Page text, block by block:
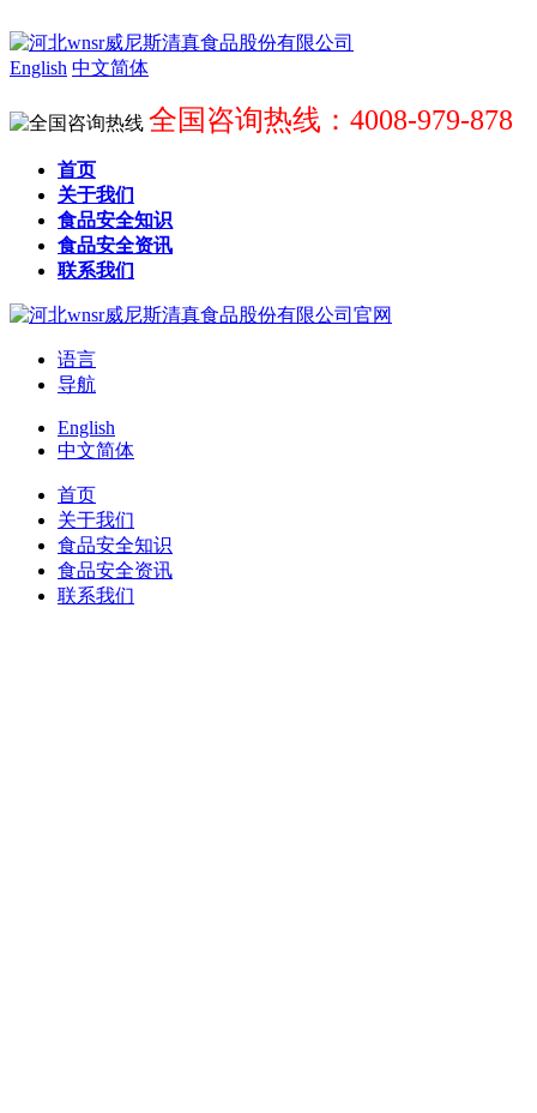
English 中文简体
全国咨询热线：4008-979-878
首页
关于我们
食品安全知识
食品安全资讯
联系我们
语言
导航
English
中文简体
首页
关于我们
食品安全知识
食品安全资讯
联系我们